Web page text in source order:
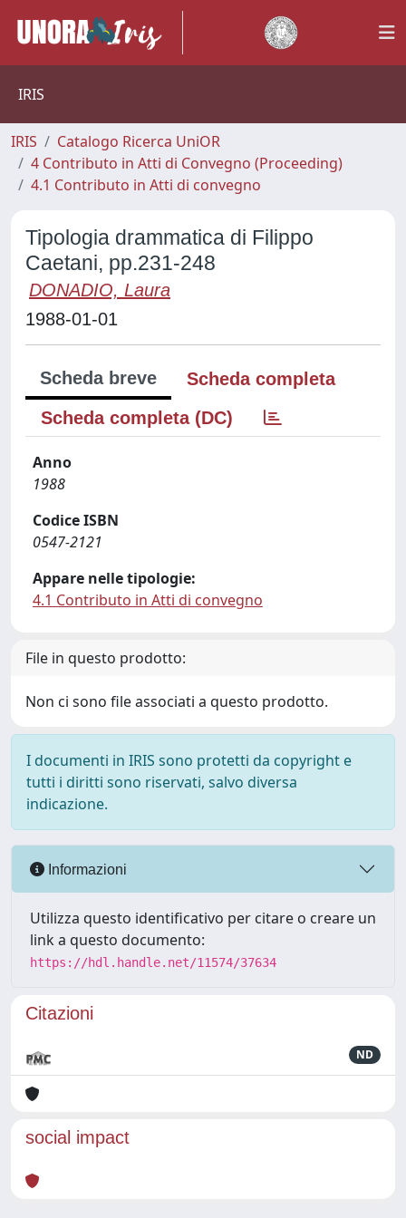
IRIS
IRIS
Catalogo Ricerca UniOR
4 Contributo in Atti di Convegno (Proceeding)
4.1 Contributo in Atti di convegno
Tipologia drammatica di Filippo
Caetani, pp.231-248
DONADIO, Laura
1988-01-01
Scheda breve
Scheda completa
Scheda completa (DC)
Anno
1988
Codice ISBN
0547-2121
Appare nelle tipologie:
4.1 Contributo in Atti di convegno
File in questo prodotto:
Non ci sono file associati a questo prodotto.
I documenti in IRIS sono protetti da copyright e
tutti i diritti sono riservati, salvo diversa
indicazione.
Informazioni
Utilizza questo identificativo per citare o creare un
link a questo documento:
https://hdl.handle.net/11574/37634
Citazioni
ND
social impact